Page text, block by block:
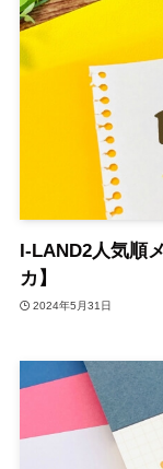
I-LAND2人気順
カ】
2024年5月31日